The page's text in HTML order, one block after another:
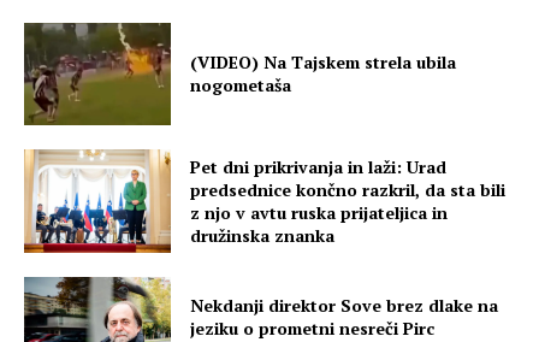
(VIDEO) Na Tajskem strela ubila
nogometaša
Pet dni prikrivanja in laži: Urad
predsednice končno razkril, da sta bili
z njo v avtu ruska prijateljica in
družinska znanka
Nekdanji direktor Sove brez dlake na
jeziku o prometni nesreči Pirc